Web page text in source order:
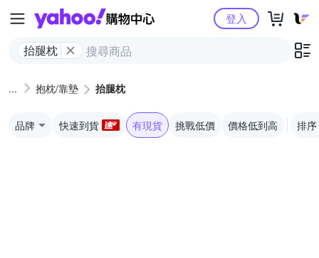
Yahoo購物中心
抬腿枕
登入
抱枕/靠墊 抬腿枕
品牌 快速到貨 有現貨 挑戰低價 價格低到高 排序